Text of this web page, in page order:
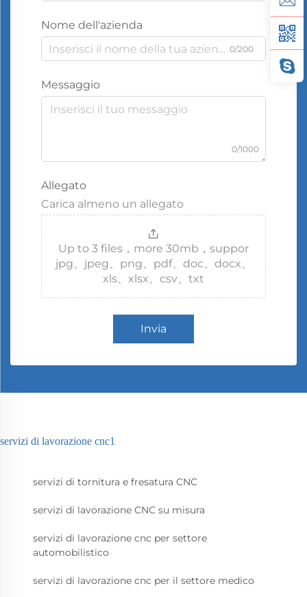
Nome dell'azienda
0/200
Messaggio
0/1000
Allegato
Carica almeno un allegato
Up to 3 files，more 30mb，suppor
jpg、jpeg、png、pdf、doc、docx、
xls、xlsx、csv、txt
Invia
servizi di lavorazione cnc1
servizi di tornitura e fresatura CNC
servizi di lavorazione CNC su misura
servizi di lavorazione cnc per settore
automobilistico
servizi di lavorazione cnc per il settore medico